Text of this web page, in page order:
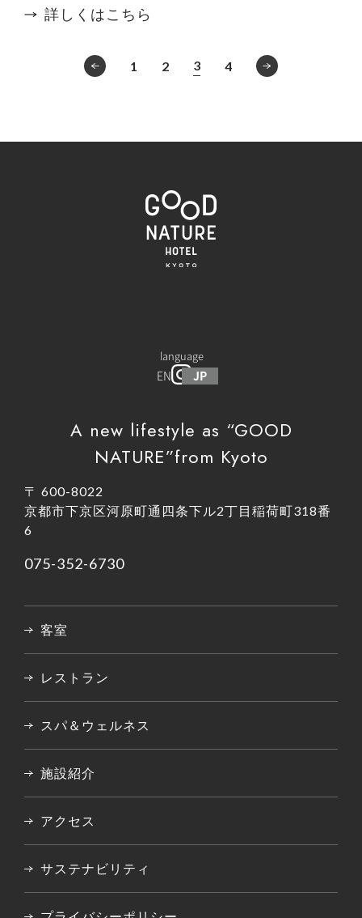
詳しくはこちら
1 2 3 4
language
EN JP
A new lifestyle as “GOOD
NATURE”from Kyoto
〒 600-8022
京都市下京区河原町通四条下ル2丁目稲荷町318番
6
075-352-6730
客室
レストラン
スパ＆ウェルネス
施設紹介
アクセス
サステナビリティ